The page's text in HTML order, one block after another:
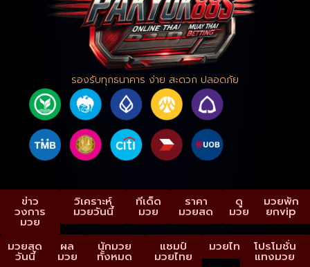
รองรับทุกธนาคาร ง่าย สะดวก ปลอดภัย
ข่าว
วงการ
มวย
วิเคราะห์
มวยวันนี้
ทีเด็ด
มวย
ราคา
มวยสด
ดู
มวย
มวยพัก
ยกvip
มวยสด
วันนี้
ผล
มวย
นักมวย
ทั้งหมด
แชมป์
มวยไทย
มวยไทย โปรโมชั่น
แทงมวย